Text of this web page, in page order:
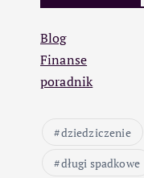
Blog
Finanse
poradnik
dziedziczenie
długi spadkowe